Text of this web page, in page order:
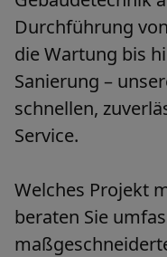
Durchführung
die Wartung bis
Sanierung –
schnellen,
Service.
Welches Projekt
beraten Sie